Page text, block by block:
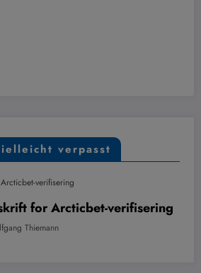
verpasst
verifisering
Scadenza